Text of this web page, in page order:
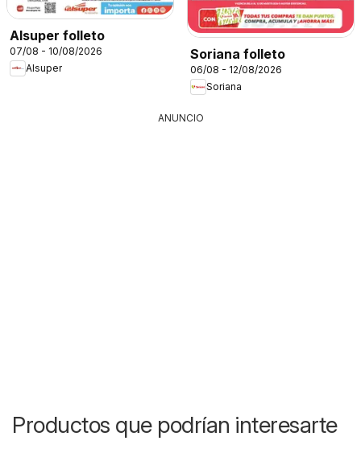
Alsuper folleto
07/08 - 10/08/2026
Alsuper
Soriana folleto
06/08 - 12/08/2026
Soriana
ANUNCIO
Productos que podrían interesarte